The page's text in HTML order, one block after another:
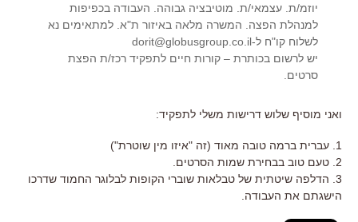
יוזמ/ת. עצמאי/ת. מוטיבציה גבוהה. העבודה בכפיפות
למנהלת הפצה. המשרה מלאה באיזור ת"א. למתאימים נא
לשלוח קו"ח ל-dorit@globusgroup.co.il
יש לרשום בכותרת – קורות חיים לתפקיד רכז/ת הפצת
סרטים.
ואני מוסיף שלוש דרישות משלי לתפקיד:
1. עברית ברמה טובה מאוד (זה "איזו מין שוטרת")
2. טעם טוב בבחירת שמות הסרטים.
3. הדלפה שיטתית של טבלאות שוברי הקופות לבלוגר החמוד שדרכו
הישגתם את העבודה.